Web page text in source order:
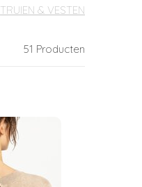
TRUIEN & VESTEN
51 Producten